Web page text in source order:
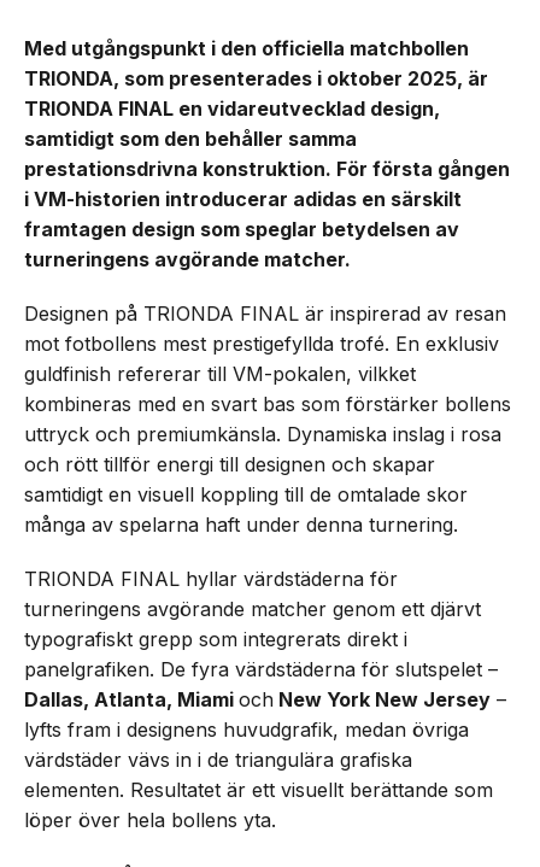
Med utgångspunkt i den officiella matchbollen
TRIONDA, som presenterades i oktober 2025, är
TRIONDA FINAL en vidareutvecklad design,
samtidigt som den behåller samma
prestationsdrivna konstruktion. För första gången
i VM-historien introducerar adidas en särskilt
framtagen design som speglar betydelsen av
turneringens avgörande matcher.
Designen på TRIONDA FINAL är inspirerad av resan
mot fotbollens mest prestigefyllda trofé. En exklusiv
guldfinish refererar till VM-pokalen, vilkket
kombineras med en svart bas som förstärker bollens
uttryck och premiumkänsla. Dynamiska inslag i rosa
och rött tillför energi till designen och skapar
samtidigt en visuell koppling till de omtalade skor
många av spelarna haft under denna turnering.
TRIONDA FINAL hyllar värdstäderna för
turneringens avgörande matcher genom ett djärvt
typografiskt grepp som integrerats direkt i
panelgrafiken. De fyra värdstäderna för slutspelet –
Dallas, Atlanta, Miami och New York New Jersey –
lyfts fram i designens huvudgrafik, medan övriga
värdstäder vävs in i de triangulära grafiska
elementen. Resultatet är ett visuellt berättande som
löper över hela bollens yta.